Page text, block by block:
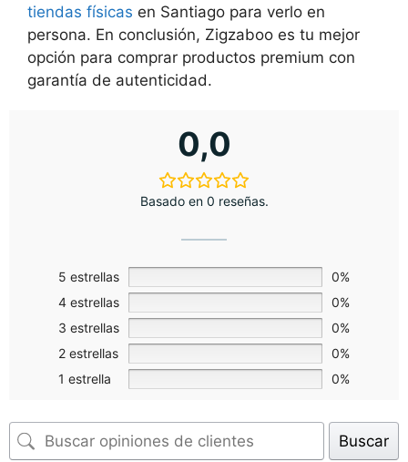
tiendas físicas en Santiago para verlo en
persona. En conclusión, Zigzaboo es tu mejor
opción para comprar productos premium con
garantía de autenticidad.
0,0
Basado en 0 reseñas.
5 estrellas
0%
4 estrellas
0%
3 estrellas
0%
2 estrellas
0%
1 estrella
0%
Buscar